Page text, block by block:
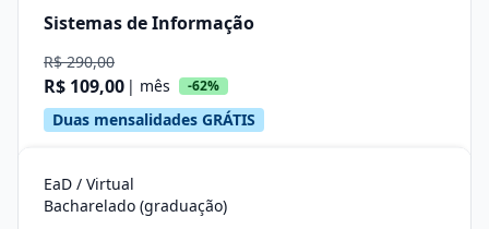
Sistemas de Informação
R$ 290,00
R$ 109,00 | mês -62%
Duas mensalidades GRÁTIS
EaD / Virtual
Bacharelado (graduação)